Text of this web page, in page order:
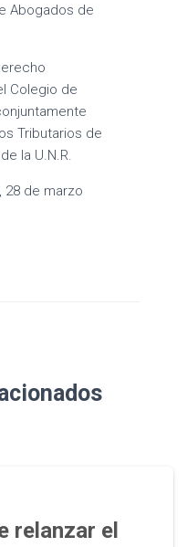
Abogados de
Colegio de
Tributarios de
la U.N.R.
28 de marzo
relanzar el